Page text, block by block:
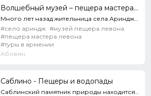
Волшебный музей – пещера мастера Левона
Много лет назад жительница села Ариндж Котайкской области Тося Гарибян попросила мужа Левона Аракеля...
#село ариндж #музей пещера левона
#пещера мастера левона
#туры в армении
Абовян
Саблино - Пещеры и водопады
Саблинский памятник природы находится на территории Ордовикского плато и протягивается вдоль каньоно...